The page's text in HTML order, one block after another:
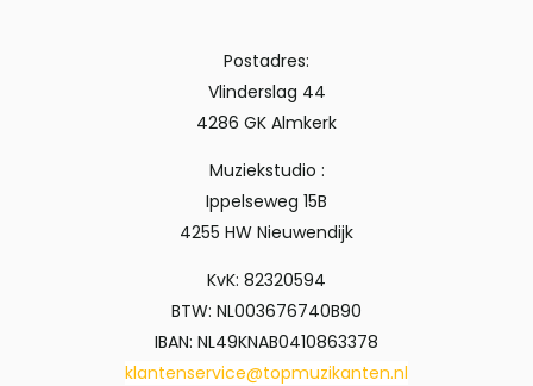
Postadres:
Vlinderslag 44
4286 GK Almkerk
Muziekstudio :
Ippelseweg 15B
4255 HW Nieuwendijk
KvK: 82320594
BTW: NL003676740B90
IBAN: NL49KNAB0410863378
klantenservice@topmuzikanten.nl